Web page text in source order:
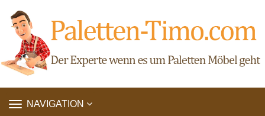
TOGGLE
NAVIGATION